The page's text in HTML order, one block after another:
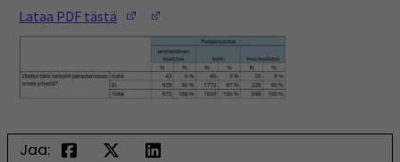
Lataa PDF tästä
(Opens in a new window)
Jaa: